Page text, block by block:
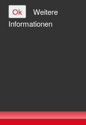
Ok
Weitere
Informationen